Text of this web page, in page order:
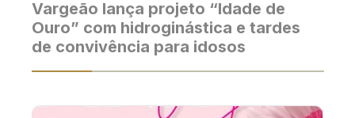
Vargeão lança projeto “Idade de
Ouro” com hidroginástica e tardes
de convivência para idosos